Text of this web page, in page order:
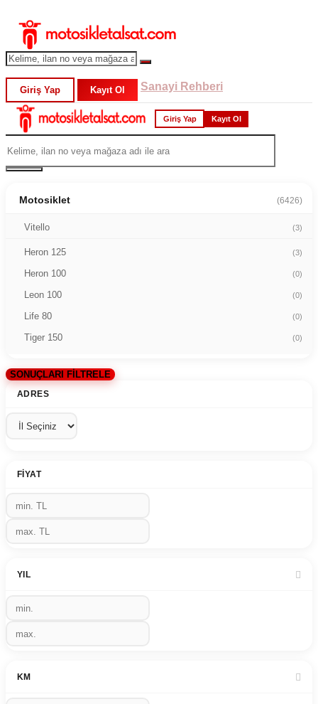
Giriş Yap Kayıt Ol Sanayi Rehberi
Giriş Yap Kayıt Ol
Motosiklet (6426)
Vitello (3)
Heron 125 (3)
Heron 100 (0)
Leon 100 (0)
Life 80 (0)
Tiger 150 (0)
SONUÇLARI FİLTRELE
ADRES
FIYAT
YIL
KM